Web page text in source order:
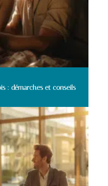
: démarches et conseils